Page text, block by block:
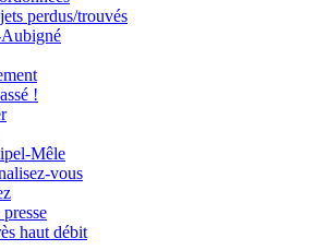
perdus/trouvés
!
Mêle
vous
haut débit